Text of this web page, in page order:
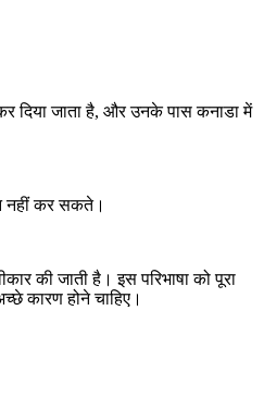
दिया जाता है, और उनके पास कनाडा में
नहीं कर सकते।
की जाती है। इस परिभाषा को पूरा
कारण होने चाहिए।